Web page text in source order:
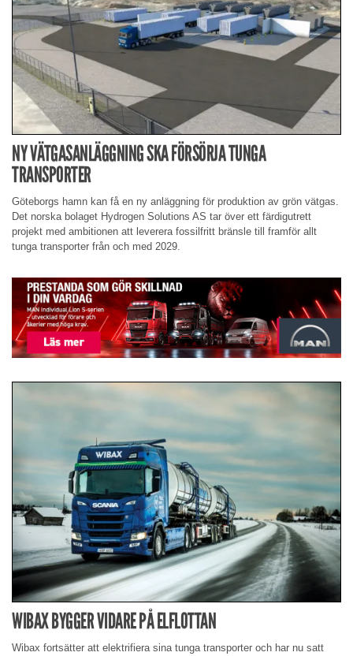
NY VÄTGASANLÄGGNING SKA FÖRSÖRJA TUNGA
TRANSPORTER
Göteborgs hamn kan få en ny anläggning för produktion av grön vätgas.
Det norska bolaget Hydrogen Solutions AS tar över ett färdigutrett
projekt med ambitionen att leverera fossilfritt bränsle till framför allt
tunga transporter från och med 2029.
WIBAX BYGGER VIDARE PÅ ELFLOTTAN
Wibax fortsätter att elektrifiera sina tunga transporter och har nu satt